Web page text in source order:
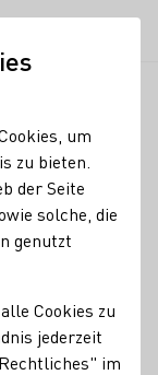
um
zu bieten.
der Seite
solche, die
genutzt
Cookies zu
jederzeit
im